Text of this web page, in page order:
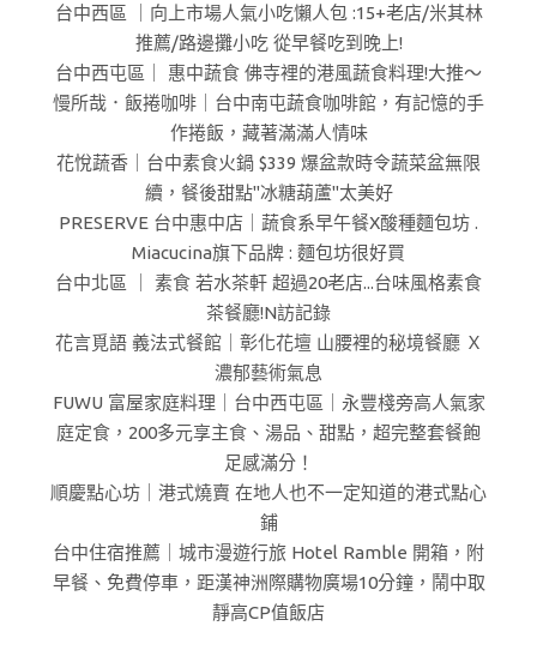
台中西區 ｜向上市場人氣小吃懶人包 :15+老店/米其林
推薦/路邊攤小吃 從早餐吃到晚上!
台中西屯區｜ 惠中蔬食 佛寺裡的港風蔬食料理!大推～
慢所哉．飯捲咖啡｜台中南屯蔬食咖啡館，有記憶的手
作捲飯，藏著滿滿人情味
花悅蔬香｜台中素食火鍋 $339 爆盆款時令蔬菜盆無限
續，餐後甜點"冰糖葫蘆"太美好
PRESERVE 台中惠中店｜蔬食系早午餐X酸種麵包坊 .
Miacucina旗下品牌 : 麵包坊很好買
台中北區 ｜ 素食 若水茶軒 超過20老店...台味風格素食
茶餐廳!N訪記錄
花言覓語 義法式餐館｜彰化花壇 山腰裡的秘境餐廳 Ｘ
濃郁藝術氣息
FUWU 富屋家庭料理｜台中西屯區｜永豐棧旁高人氣家
庭定食，200多元享主食、湯品、甜點，超完整套餐飽
足感滿分！
順慶點心坊｜港式燒賣 在地人也不一定知道的港式點心
鋪
台中住宿推薦｜城市漫遊行旅 Hotel Ramble 開箱，附
早餐、免費停車，距漢神洲際購物廣場10分鐘，鬧中取
靜高CP值飯店